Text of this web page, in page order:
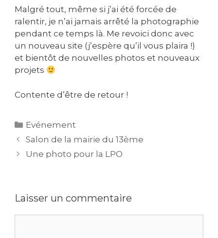
Malgré tout, même si j’ai été forcée de
ralentir, je n’ai jamais arrêté la photographie
pendant ce temps là. Me revoici donc avec
un nouveau site (j’espère qu’il vous plaira !)
et bientôt de nouvelles photos et nouveaux
projets
Contente d’être de retour !
Catégories
Evénement
Salon de la mairie du 13ème
Une photo pour la LPO
Laisser un commentaire